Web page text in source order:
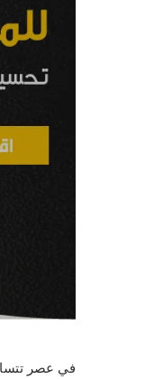
في عصر